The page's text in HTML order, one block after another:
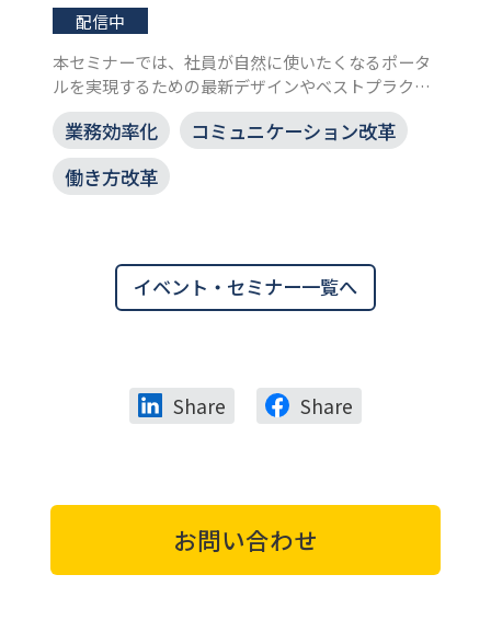
配信中
本セミナーでは、社員が自然に使いたくなるポータ
ルを実現するための最新デザインやベストプラクテ
ィスを学ぶことができます。企業競争力を高めるた
めのポータル改革を始める絶好の機会として、ぜひ
ご視聴ください。
業務効率化
コミュニケーション改革
働き方改革
イベント・セミナー一覧へ
Share Share
お問い合わせ